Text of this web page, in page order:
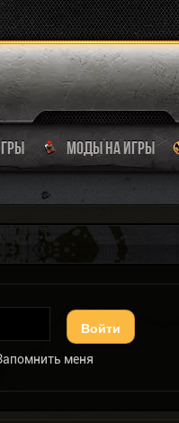
МОДЫ НА ИГРЫ
Войти
меня